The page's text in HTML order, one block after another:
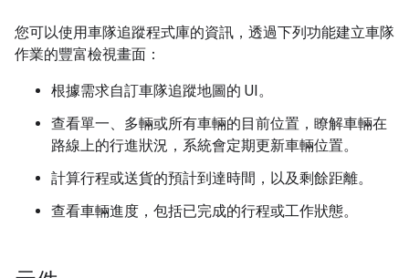
您可以使用車隊追蹤程式庫的資訊，透過下列功能建立車隊
作業的豐富檢視畫面：
根據需求自訂車隊追蹤地圖的 UI。
查看單一、多輛或所有車輛的目前位置，瞭解車輛在
路線上的行進狀況，系統會定期更新車輛位置。
計算行程或送貨的預計到達時間，以及剩餘距離。
查看車輛進度，包括已完成的行程或工作狀態。